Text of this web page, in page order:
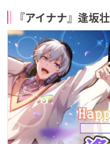
『アイナナ』逢坂